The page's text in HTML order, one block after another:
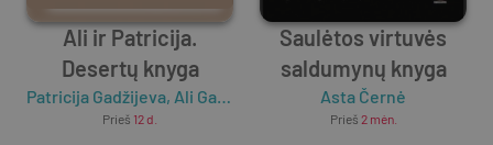
Ali ir Patricija.
Desertų knyga
Patricija Gadžijeva, Ali Gadžijevas
Prieš 12 d.
Saulėtos virtuvės
saldumynų knyga
Asta Černė
Prieš 2 mėn.